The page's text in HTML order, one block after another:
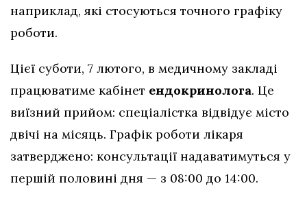
наприклад, які стосуються точного графіку
роботи.
Цієї суботи, 7 лютого, в медичному закладі
працюватиме кабінет ендокринолога. Це
виїзний прийом: спеціалістка відвідує місто
двічі на місяць. Графік роботи лікаря
затверджено: консультації надаватимуться у
першій половині дня — з 08:00 до 14:00.